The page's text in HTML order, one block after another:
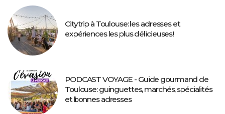
Citytrip à Toulouse: les adresses et
expériences les plus délicieuses!
PODCAST VOYAGE - Guide gourmand de
Toulouse: guinguettes, marchés, spécialités
et bonnes adresses